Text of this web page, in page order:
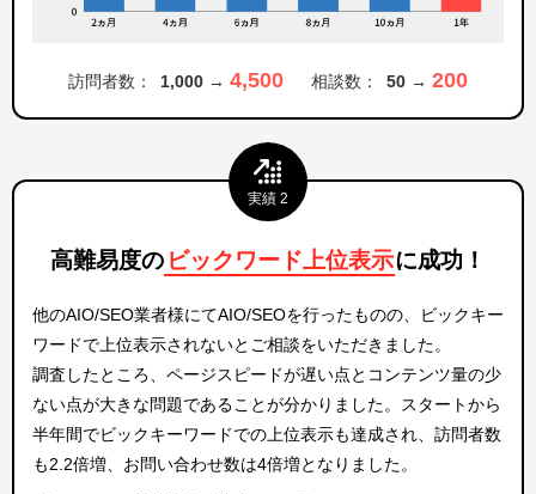
訪問者数： 1,000 →4,500 相談数： 50 → 200
実績 2
高難易度の ビックワード上位表示に成功 ！
他のAIO/SEO業者様にてAIO/SEOを行ったものの、ビックキー
ワードで上位表示されないとご相談をいただきました。
調査したところ、ページスピードが遅い点とコンテンツ量の少
ない点が大きな問題であることが分かりました。スタートから
半年間でビックキーワードでの上位表示も達成され、訪問者数
も2.2倍増、お問い合わせ数は4倍増となりました。